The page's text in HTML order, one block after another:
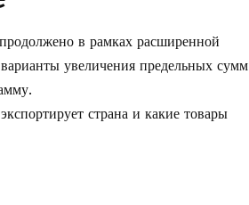
в рамках расширенной
увеличения предельных сумм
страна и какие товары